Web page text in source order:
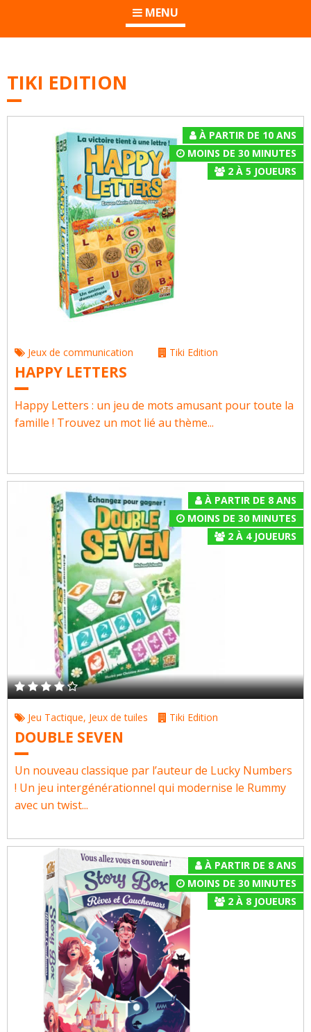
MENU
TIKI EDITION
À PARTIR DE 10 ANS
MOINS DE 30 MINUTES
2À 5 JOUEURS
Jeux de communication Tiki Edition
HAPPY LETTERS
Happy Letters : un jeu de mots amusant pour toute la
famille ! Trouvez un mot lié au thème...
À PARTIR DE 8 ANS
MOINS DE 30 MINUTES
2À 4JOUEURS
Jeu Tactique, Jeux de tuiles Tiki Edition
DOUBLE SEVEN
Un nouveau classique par l’auteur de Lucky Numbers
! Un jeu intergénérationnel qui modernise le Rummy
avec un twist...
À PARTIR DE 8 ANS
MOINS DE 30 MINUTES
2À 8JOUEURS